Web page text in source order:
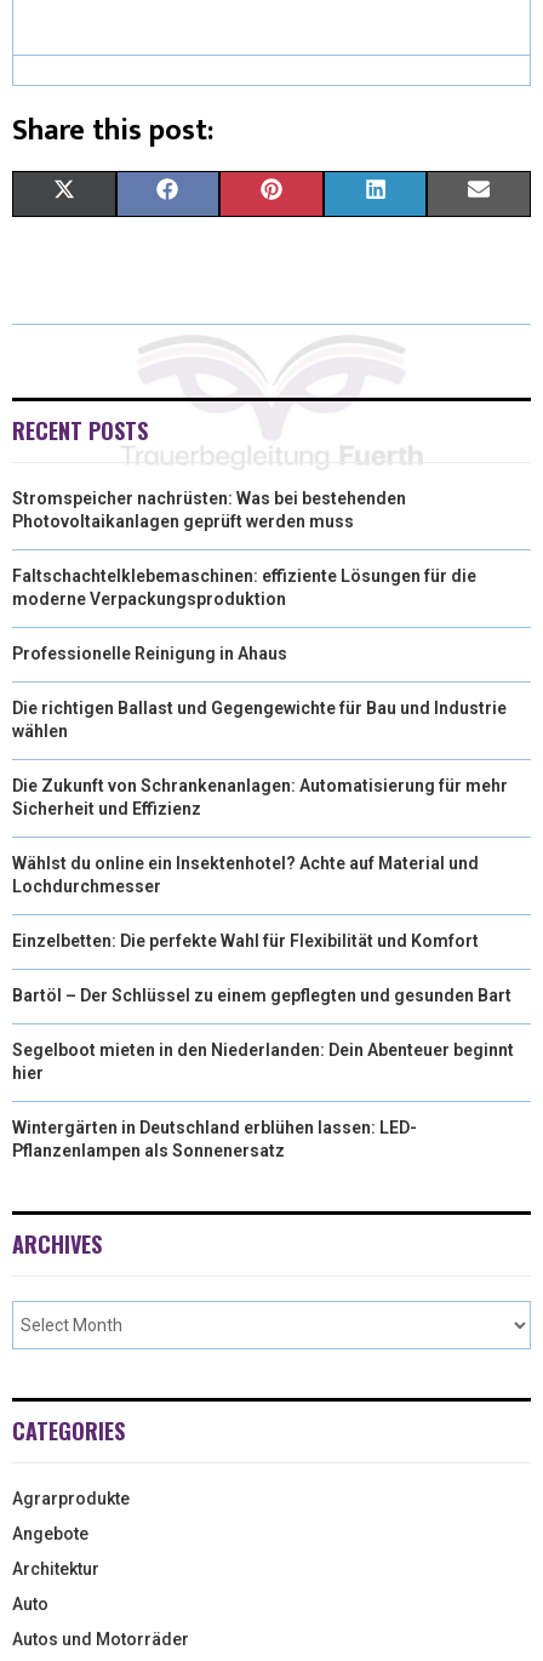
Share this post:
W
E
)
E
O
K
T
E
E
S
K
I
N
I
RECENT POSTS
Stromspeicher nachrüsten: Was bei bestehenden
Photovoltaikanlagen geprüft werden muss
Faltschachtelklebemaschinen: effiziente Lösungen für die
moderne Verpackungsproduktion
Professionelle Reinigung in Ahaus
Die richtigen Ballast und Gegengewichte für Bau und Industrie
wählen
Die Zukunft von Schrankenanlagen: Automatisierung für mehr
Sicherheit und Effizienz
Wählst du online ein Insektenhotel? Achte auf Material und
Lochdurchmesser
Einzelbetten: Die perfekte Wahl für Flexibilität und Komfort
Bartöl – Der Schlüssel zu einem gepflegten und gesunden Bart
Segelboot mieten in den Niederlanden: Dein Abenteuer beginnt
hier
Wintergärten in Deutschland erblühen lassen: LED-
Pflanzenlampen als Sonnenersatz
ARCHIVES
CATEGORIES
Agrarprodukte
Angebote
Architektur
Auto
Autos und Motorräder